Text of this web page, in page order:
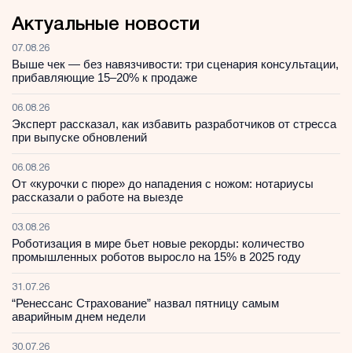
Актуальные новости
07.08.26
Выше чек — без навязчивости: три сценария консультации,
прибавляющие 15–20% к продаже
06.08.26
Эксперт рассказал, как избавить разработчиков от стресса
при выпуске обновлений
06.08.26
От «курочки с пюре» до нападения с ножом: нотариусы
рассказали о работе на выезде
03.08.26
Роботизация в мире бьет новые рекорды: количество
промышленных роботов выросло на 15% в 2025 году
31.07.26
“Ренессанс Страхование” назвал пятницу самым
аварийным днем недели
30.07.26